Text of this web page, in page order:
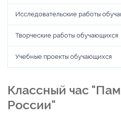
Исследовательские работы
Творческие работы обучающихся
Учебные проекты обучающихся
Классный час
России"